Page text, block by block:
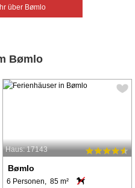
über Bømlo
Bømlo
Haus: 17143
Bømlo
6 Personen, 85 m²